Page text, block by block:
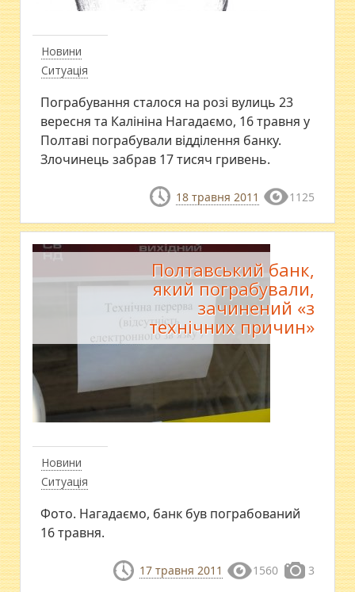
Новини
Ситуація
Пограбування сталося на розі вулиць 23
вересня та Калініна Нагадаємо, 16 травня у
Полтаві пограбували відділення банку.
Злочинець забрав 17 тисяч гривень.
18 травня 2011 1125
Новини
Ситуація
Полтавський банк,
який пограбували,
зачинений «з
технічних причин»
Фото. Нагадаємо, банк був пограбований
16 травня.
17 травня 2011 1560 3